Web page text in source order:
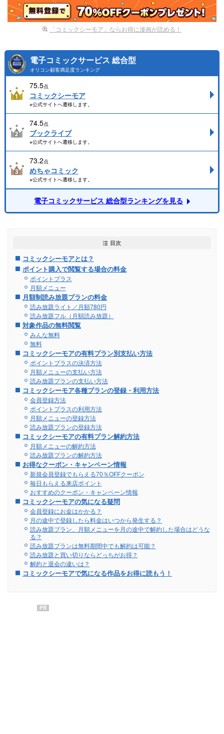
「コミックシーモア」ならお得に漫画が読める！
電子コミックサービス 総合型
オリコン顧客満足度ランキング
75.5点
コミックシーモア
※公式サイトへ遷移します。
74.5点
ブックライブ
※公式サイトへ遷移します。
73.2点
めちゃコミック
※公式サイトへ遷移します。
電子コミックサービス 総合型ランキングを見る
目次
コミックシーモアとは？
ポイント購入で閲覧する場合の料金
ポイントプラス
月額メニュー
月額制読み放題プランの料金
読み放題ライト／月額780円
読み放題フル（月額読み放題）
対象作品の無料閲覧
みんな無料
無料
コミックシーモアの有料プラン別支払い方法
ポイントプラスの決済方法
月額メニューの支払い方法
読み放題プランの支払い方法
コミックシーモア各種プランの登録・利用方法
会員登録方法
ポイントプラスの利用方法
月額メニューの登録方法
読み放題プランの登録方法
コミックシーモアの有料プラン解約方法
月額メニューの解約方法
読み放題プランの解約方法
お得なクーポン・キャンペーン情報
新規会員登録でもらえる70％OFFクーポン
毎日もらえる来店ポイント
おすすめのクーポン・キャンペーン情報
コミックシーモアの気になる疑問
会員登録にお金はかかる？
月の途中で登録したら料金はいつから発生する？
読み放題プラン、月額メニューを月の途中で解約した場合はどうな
る？
読み放題プランは無料期間中でも解約は可能？
読み放題と買い切りならどっちがお得？
解約と退会の違いは？
コミックシーモアで気になる作品をお得に読もう！
PR